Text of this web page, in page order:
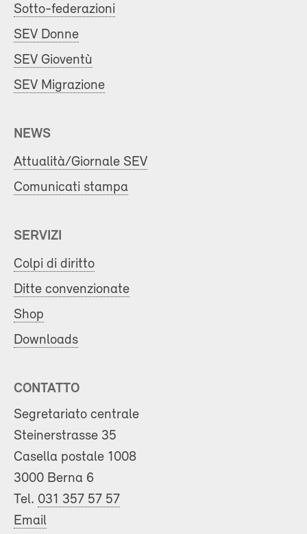
Sotto-federazioni
SEV Donne
SEV Gioventù
SEV Migrazione
NEWS
Attualità/Giornale SEV
Comunicati stampa
SERVIZI
Colpi di diritto
Ditte convenzionate
Shop
Downloads
CONTATTO
Segretariato centrale
Steinerstrasse 35
Casella postale 1008
3000 Berna 6
Tel. 031 357 57 57
Email